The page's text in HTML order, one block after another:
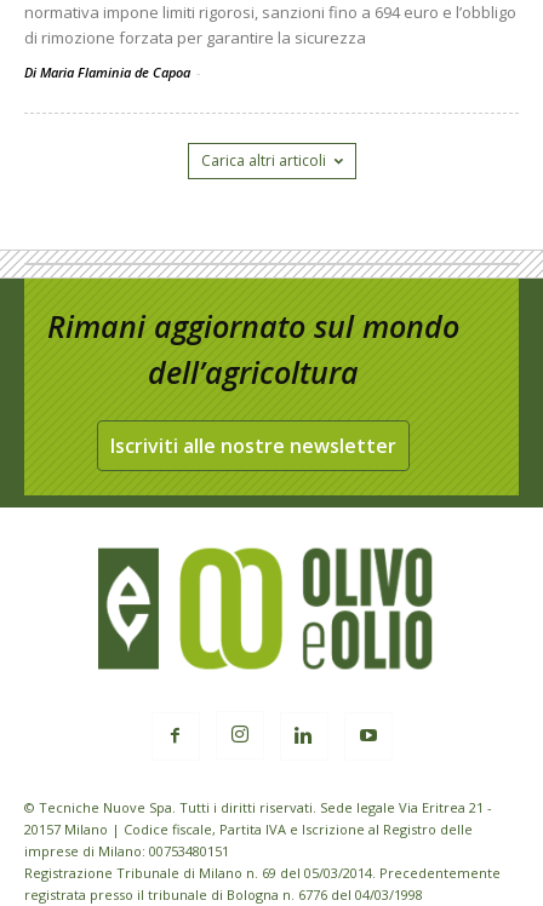
normativa impone limiti rigorosi, sanzioni fino a 694 euro e l’obbligo
di rimozione forzata per garantire la sicurezza
Di Maria Flaminia de Capoa -
Carica altri articoli
Rimani aggiornato sul mondo
dell’agricoltura
Iscriviti alle nostre newsletter
© Tecniche Nuove Spa. Tutti i diritti riservati. Sede legale Via Eritrea 21 -
20157 Milano | Codice fiscale, Partita IVA e Iscrizione al Registro delle
imprese di Milano: 00753480151
Registrazione Tribunale di Milano n. 69 del 05/03/2014. Precedentemente
registrata presso il tribunale di Bologna n. 6776 del 04/03/1998